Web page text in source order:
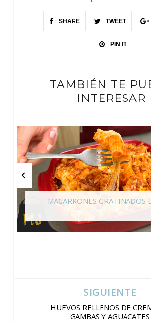
SHARE TWEET
PIN IT
TAMBIÉN TE
INTERESAR
MACARRONES GRATINADOS
SIGUIENTE
HUEVOS RELLENOS DE
GAMBAS Y AGUACATES